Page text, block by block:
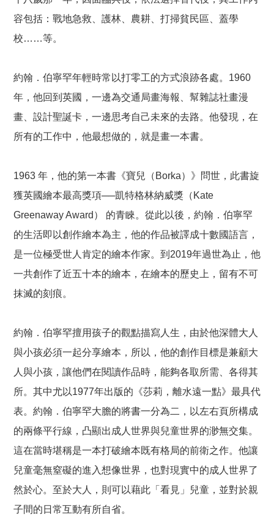
容包括：戰地急救、護林、農耕、打掃貧民區、蓋學
校……等。
約翰．伯寧罕年輕時常以打零工的方式浪跡各處。1960
年，他回到英國，一邊為交通局畫海報、幫雜誌社畫漫
畫、設計聖誕卡，一邊思考自己未來的去路。他發現，在
所有的工作中，他最想做的，就是畫一本書。
1963 年，他的第一本書《寶兒（Borka）》問世，此書旋
獲英國繪本最高獎項──凱特格林納威獎（Kate
Greenaway Award） 的青睞。從此以後，約翰．伯寧罕
的生活即以創作繪本為主，他的作品被譯成十數國語言，
是一位極受世人肯定的繪本作家。到2019年過世為止，他
一共創作了近五十本的繪本，在繪本的歷史上，留有不可
抹滅的刻痕。
約翰．伯寧罕擅用孩子的觀點描寫人生，由於他深體大人
與小孩必須一起分享繪本，所以，他的創作目標是兼顧大
人與小孩，讓他們在閱讀作品時，能夠各取所需、各得其
所。其中尤以1977年出版的《莎莉，離水遠一點》最具代
表。約翰．伯寧罕大膽的將書一分為二，以左右頁所構成
的兩條平行線，凸顯出成人世界與兒童世界的渺無交集。
這在當時堪稱是一本打破繪本既有格局的前衛之作。他讓
兒童毫無窒礙的進入想像世界，也對現實中的成人世界了
然於心。至於大人，則可以藉此「看見」兒童，並對於親
子間的日常互動有所自省。